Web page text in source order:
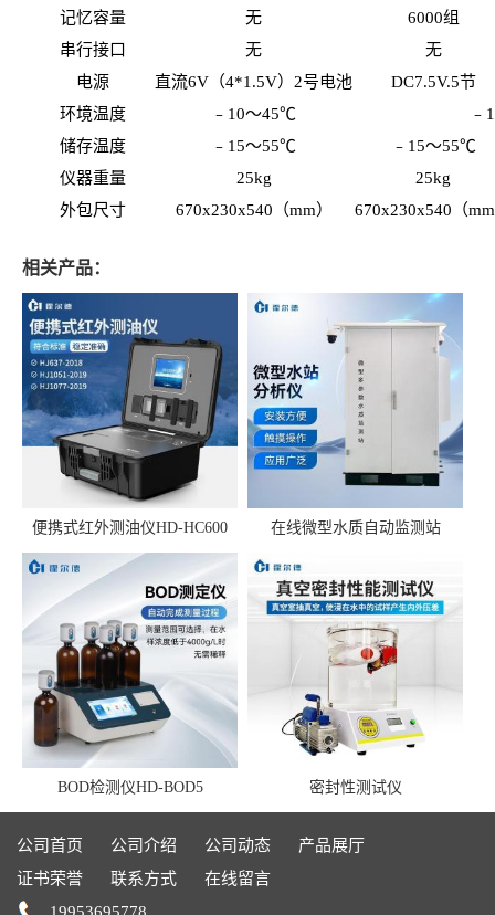
记忆容量
无
6000组
串行接口
无
无
电源
直流6V（4*1.5V）2号电池
DC7.5V.5节
环境温度
﹣ 10～45℃ ﹣
储存温度
﹣ 15～55℃ ﹣ 15～55℃
仪器重量
25kg
25kg
外包尺寸
670x230x540（mm） 670x230x540（
相关产品：
便携式红外测油仪HD-HC600 在线微型水质自动监测站
BOD检测仪HD-BOD5 密封性测试仪
公司首页 公司介绍 公司动态
产品展厅
证书荣誉
联系方式
在线留言
19953695778